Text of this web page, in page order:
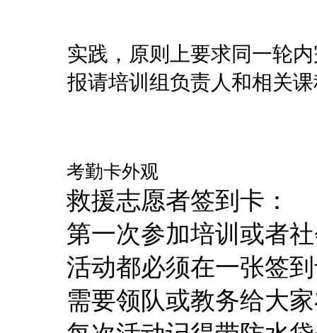
实践，原则上要求同一轮
报请培训组负责人和相关
考勤卡外观
救援志愿者签到卡：
第一次参加培训或者
活动都必须在一张签
需要领队或教务给大